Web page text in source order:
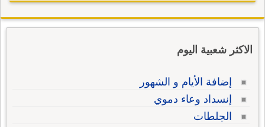
الاكثر شعبية اليوم
إضافة الأيام و الشهور
إنسداد وعاء دموي
الجلطات